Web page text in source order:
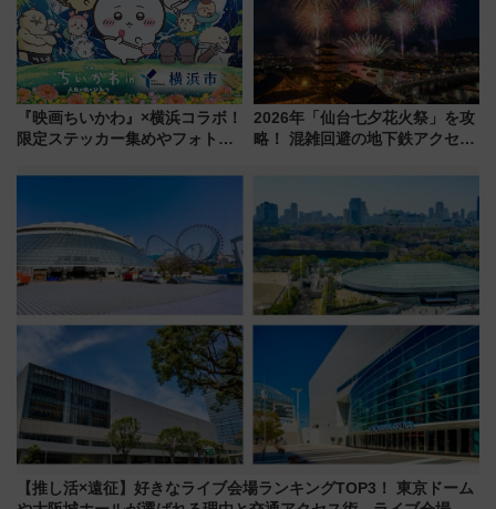
『映画ちいかわ』×横浜コラボ！
限定ステッカー集めやフォトス
いを満喫しよう（花火鑑賞会応
2026年「仙台七夕花火祭」を攻
略！ 混雑回避の地下鉄アクセス
火前に楽しむ仙台観光ルートま
で解説！
【推し活×遠征】好きなライブ会場ランキングTOP3！ 東京ドーム